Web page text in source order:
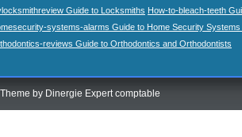
Guide to Locksmiths How-to-bleach-teeth
systems-alarms Guide to Home Security Systems
reviews Guide to Orthodontics and Orthodontists
by Dinergie Expert comptable